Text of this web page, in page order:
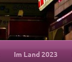
Im Land 2023